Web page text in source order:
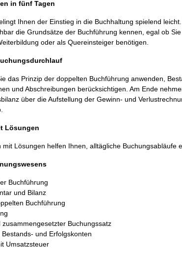
in fünf Tagen
Ihnen der Einstieg in die Buchhaltung spielend
die Grundsätze der Buchführung kennen, egal ob
oder als Quereinsteiger benötigen.
das Prinzip der doppelten Buchführung anwenden,
und Abschreibungen berücksichtigen. Am Ende
über die Aufstellung der Gewinn- und
Lösungen
mit Lösungen helfen Ihnen, alltägliche Buchungsabläufe
Buchführung
und Bilanz
Buchführung
zusammengesetzter Buchungssatz
und Erfolgskonten
Umsatzsteuer